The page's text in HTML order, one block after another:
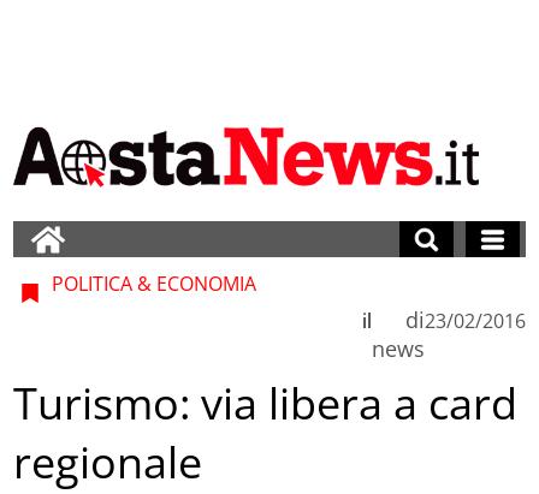
POLITICA & ECONOMIA
di
news
il 23/02/2016
Turismo: via libera a card
regionale